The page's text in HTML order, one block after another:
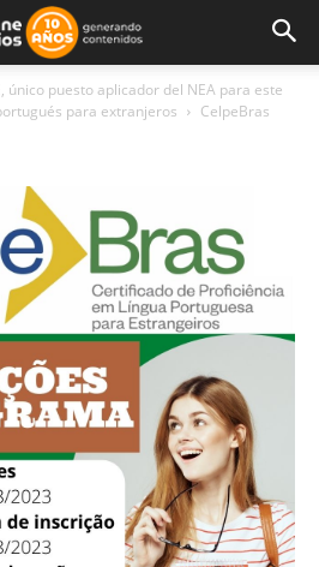
único puesto aplicador del NEA para este
para extranjeros
CelpeBras